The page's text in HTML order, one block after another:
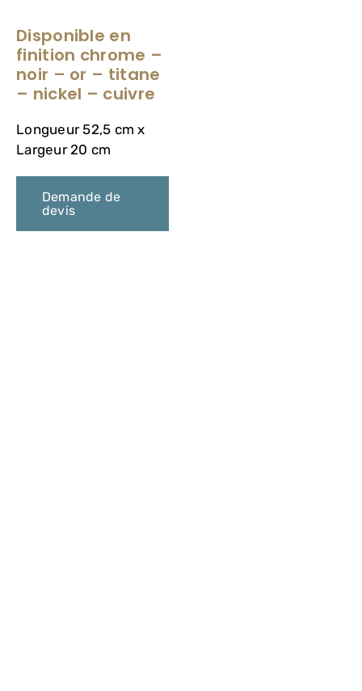
MIROIRS ET ECLAIRAGES
ROBINETTERIE
Disponible en
finition chrome –
noir – or – titane
– nickel – cuivre
Longueur 52,5 cm x
Largeur 20 cm
Demande de
devis